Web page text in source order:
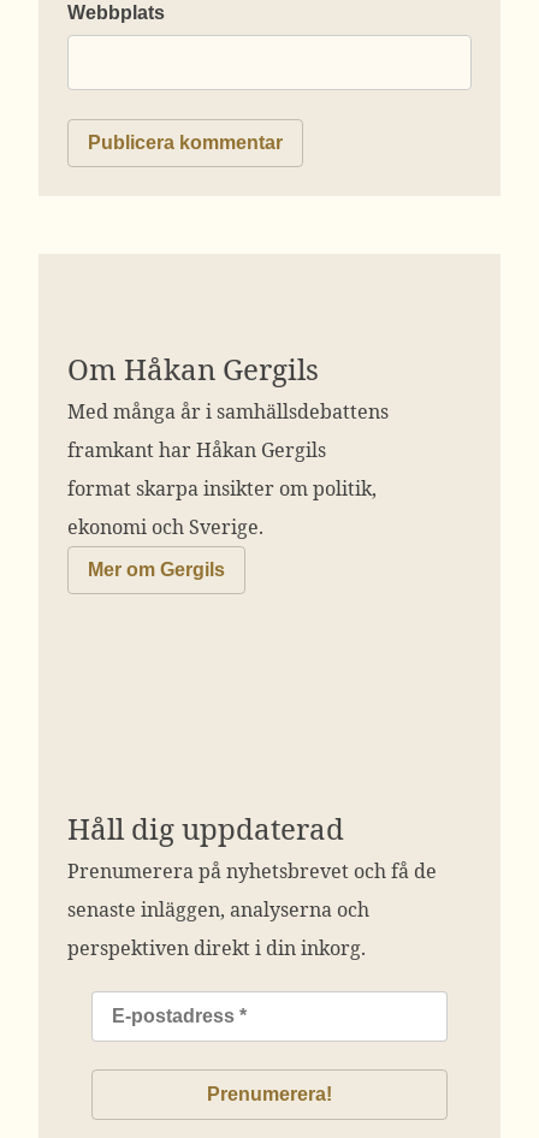
Webbplats
Om Håkan Gergils
Med många år i samhällsdebattens
framkant har Håkan Gergils
format skarpa insikter om politik,
ekonomi och Sverige.
Mer om Gergils
Håll dig uppdaterad
Prenumerera på nyhetsbrevet och få de
senaste inläggen, analyserna och
perspektiven direkt i din inkorg.